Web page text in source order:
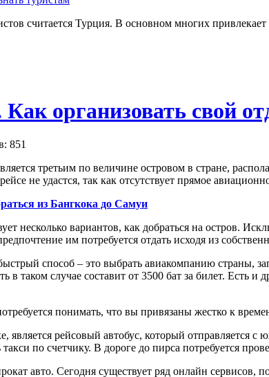
считается Турция. В основном многих
организовать свой
851
третьим по величине островом в стране,
не удастся, так как отсутствует прямое
из Бангкока до Самуи
несколько вариантов, как добраться на остров.
им потребуется отдать исходя из
способ – это выбрать авиакомпанию страны,
в таком случае составит от 3500 бат за билет. Есть
понимать, что вы привязаны жестко к
является рейсовый автобус, который отправляется
по счетчику. В дороге до пирса потребуется
авто. Сегодня существует ряд онлайн